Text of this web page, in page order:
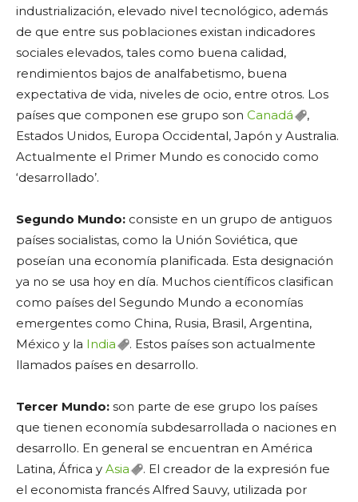
industrialización, elevado nivel tecnológico, además
de que entre sus poblaciones existan indicadores
sociales elevados, tales como buena calidad,
rendimientos bajos de analfabetismo, buena
expectativa de vida, niveles de ocio, entre otros. Los
países que componen ese grupo son Canadá
,
Estados Unidos, Europa Occidental, Japón y Australia.
Actualmente el Primer Mundo es conocido como
‘desarrollado’.
Segundo Mundo: consiste en un grupo de antiguos
países socialistas, como la Unión Soviética, que
poseían una economía planificada. Esta designación
ya no se usa hoy en día. Muchos científicos clasifican
como países del Segundo Mundo a economías
emergentes como China, Rusia, Brasil, Argentina,
México y la India
. Estos países son actualmente
llamados países en desarrollo.
Tercer Mundo: son parte de ese grupo los países
que tienen economía subdesarrollada o naciones en
desarrollo. En general se encuentran en América
Latina, África y Asia
. El creador de la expresión fue
el economista francés Alfred Sauvy, utilizada por